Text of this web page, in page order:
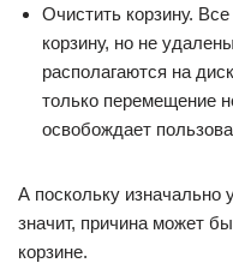
Очистить корзину.
корзину, но не
располагаются на
только перемещение
освобождает
А поскольку изначально
значит, причина может
корзине.